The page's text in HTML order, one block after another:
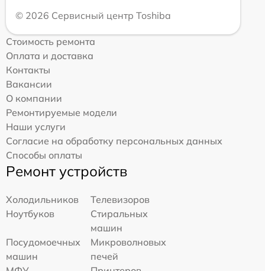
© 2026 Сервисный центр Toshiba
Стоимость ремонта
Оплата и доставка
Контакты
Вакансии
О компании
Ремонтируемые модели
Наши услуги
Согласие на обработку персональных данных
Способы оплаты
Ремонт устройств
Холодильников
Телевизоров
Ноутбуков
Стиральных
машин
Посудомоечных
машин
Микроволновых
печей